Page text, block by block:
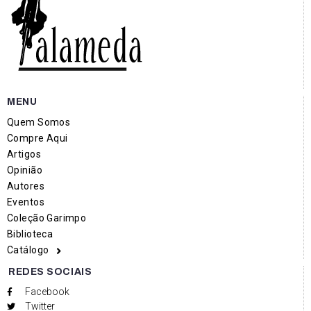
MENU
Quem Somos
Compre Aqui
Artigos
Opinião
Autores
Eventos
Coleção Garimpo
Biblioteca
Catálogo
REDES SOCIAIS
Facebook
Twitter